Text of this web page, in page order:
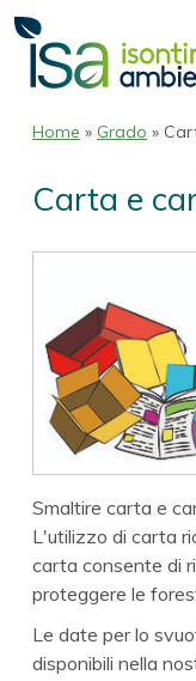
Home » Grado »
Carta e
Smaltire carta e
L'utilizzo di carta
carta consente di
proteggere le
Le date per lo
disponibili nella